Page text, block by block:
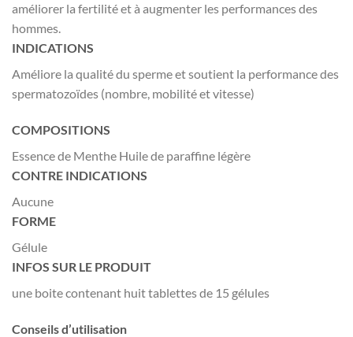
améliorer la fertilité et à augmenter les performances des
hommes.
INDICATIONS
Améliore la qualité du sperme et soutient la performance des
spermatozoïdes (nombre, mobilité et vitesse)
COMPOSITIONS
Essence de Menthe Huile de paraffine légère
CONTRE INDICATIONS
Aucune
FORME
Gélule
INFOS SUR LE PRODUIT
une boite contenant huit tablettes de 15 gélules
Conseils d’utilisation